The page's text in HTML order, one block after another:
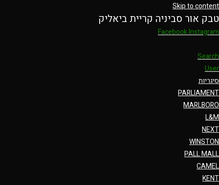
Skip to content
טבק אור סביניה קריית ביאליק
FacebookInstagram
Search
User
סיגריות
PARLIAMENT
MARLBORO
L&M
NEXT
WINSTON
PALL MALL
CAMEL
KENT